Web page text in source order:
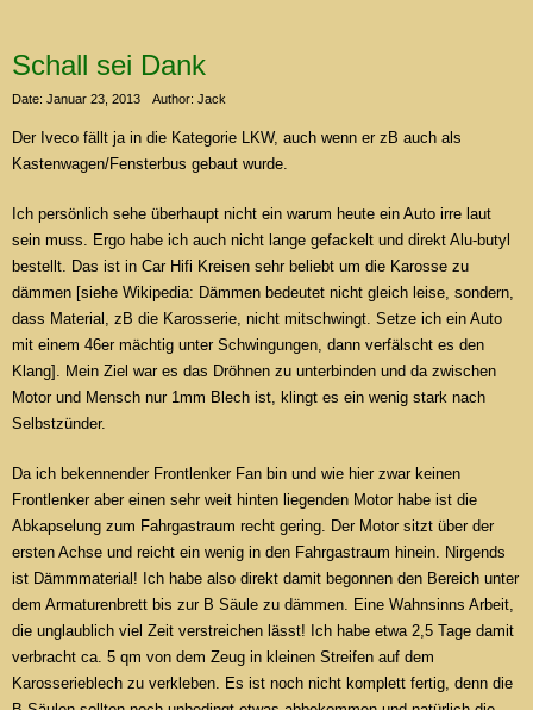
Schall sei Dank
Date: Januar 23, 2013 Author: Jack
Der Iveco fällt ja in die Kategorie LKW, auch wenn er zB auch als
Kastenwagen/Fensterbus gebaut wurde.
Ich persönlich sehe überhaupt nicht ein warum heute ein Auto irre laut
sein muss. Ergo habe ich auch nicht lange gefackelt und direkt Alu-butyl
bestellt. Das ist in Car Hifi Kreisen sehr beliebt um die Karosse zu
dämmen [siehe Wikipedia: Dämmen bedeutet nicht gleich leise, sondern,
dass Material, zB die Karosserie, nicht mitschwingt. Setze ich ein Auto
mit einem 46er mächtig unter Schwingungen, dann verfälscht es den
Klang]. Mein Ziel war es das Dröhnen zu unterbinden und da zwischen
Motor und Mensch nur 1mm Blech ist, klingt es ein wenig stark nach
Selbstzünder.
Da ich bekennender Frontlenker Fan bin und wie hier zwar keinen
Frontlenker aber einen sehr weit hinten liegenden Motor habe ist die
Abkapselung zum Fahrgastraum recht gering. Der Motor sitzt über der
ersten Achse und reicht ein wenig in den Fahrgastraum hinein. Nirgends
ist Dämmmaterial! Ich habe also direkt damit begonnen den Bereich unter
dem Armaturenbrett bis zur B Säule zu dämmen. Eine Wahnsinns Arbeit,
die unglaublich viel Zeit verstreichen lässt! Ich habe etwa 2,5 Tage damit
verbracht ca. 5 qm von dem Zeug in kleinen Streifen auf dem
Karosserieblech zu verkleben. Es ist noch nicht komplett fertig, denn die